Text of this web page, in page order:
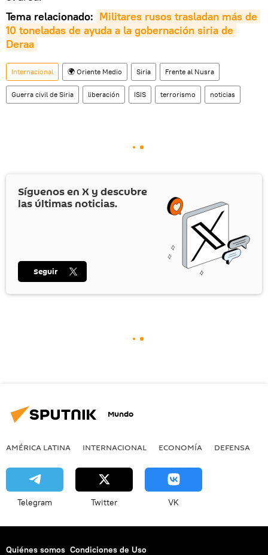
Tema relacionado: Militares rusos trasladan más de
10 toneladas de ayuda a la gobernación siria de
Deraa
Internacional 🌍 Oriente Medio Siria Frente al Nusra
Guerra civil de Siria liberación ISIS terrorismo noticias
Síguenos en X y descubre
las últimas noticias.
Seguir
Mundo
AMÉRICA LATINA INTERNACIONAL ECONOMÍA DEFENSA
Telegram Twitter VK
Quiénes somos Condiciones de Uso